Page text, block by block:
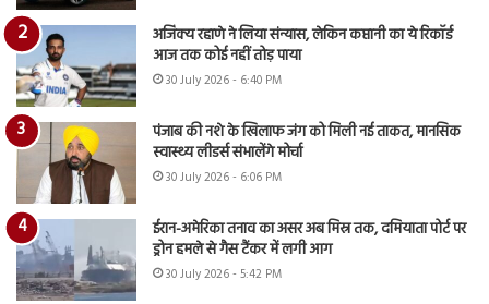
अजिंक्य रहाणे ने लिया संन्यास, लेकिन कप्तानी का ये रिकॉर्ड
आज तक कोई नहीं तोड़ पाया
30 July 2026 - 6:40 PM
पंजाब की नशे के खिलाफ जंग को मिली नई ताकत, मानसिक
स्वास्थ्य लीडर्स संभालेंगे मोर्चा
30 July 2026 - 6:06 PM
ईरान-अमेरिका तनाव का असर अब मिस्र तक, दमियाता पोर्ट पर
ड्रोन हमले से गैस टैंकर में लगी आग
30 July 2026 - 5:42 PM